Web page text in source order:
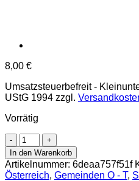
8,00 €
Umsatzsteuerbefreit -
UStG 1994 zzgl.
Vorrätig
Schanz(NÖ)
-
10,30,50,75
Heller
In den Warenkorb
Artikelnummer: 6deaa757f51f
Österreich, Gemeinden O - T,